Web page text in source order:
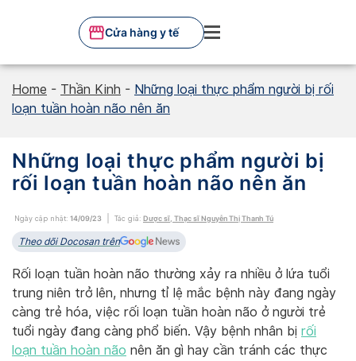
Cửa hàng y tế
Home - Thần Kinh - Những loại thực phẩm người bị rối
loạn tuần hoàn não nên ăn
Những loại thực phẩm người bị
rối loạn tuần hoàn não nên ăn
Ngày cập nhật: 14/09/23 Tác giả: Dược sĩ, Thạc sĩ Nguyễn Thị Thanh Tú
Theo dõi Docosan trên
Rối loạn tuần hoàn não thường xảy ra nhiều ở lứa tuổi
trung niên trở lên, nhưng tỉ lệ mắc bệnh này đang ngày
càng trẻ hóa, việc rối loạn tuần hoàn não ở người trẻ
tuổi ngày đang càng phổ biến. Vậy bệnh nhân bị rối
loạn tuần hoàn não nên ăn gì hay cần tránh các thực